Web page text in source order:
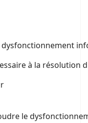
à la résolution
le